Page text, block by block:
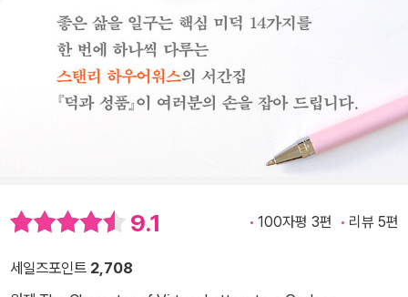
9.1 100자평 3편 리뷰 5편
세일즈포인트 2,708